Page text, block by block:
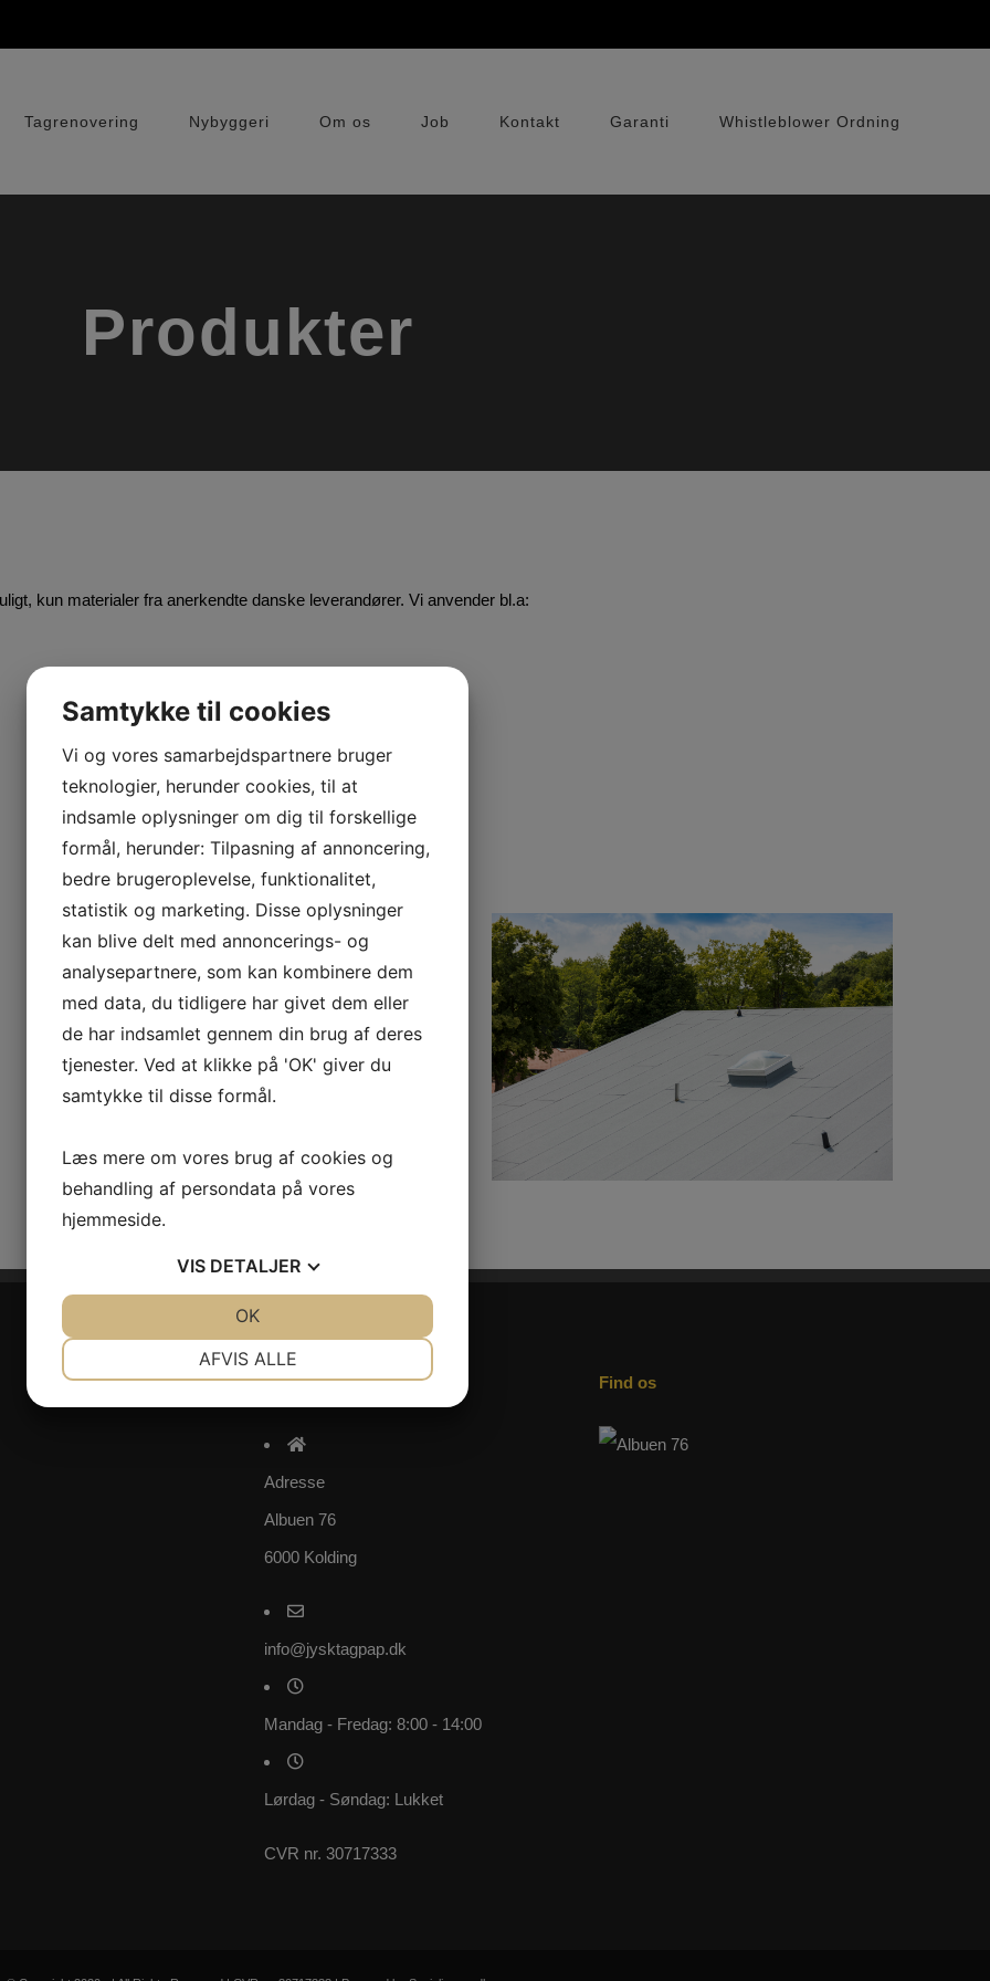
Tagrenovering Nybyggeri Om os Job Kontakt Garanti Whistleblower Ordning
Produkter
kun materialer fra anerkendte danske leverandører. Vi anvender bl.a:
Jewith befæstigelse
Icopal befæstigelse
Jual inddækning
Domex ovenlys
Kontakt os i dag
Adresse
Albuen 76
6000 Kolding
info@jysktagpap.dk
Mandag - Fredag: 8:00 - 14:00
Lørdag - Søndag: Lukket
CVR nr. 30717333
Find os
Samtykke til cookies
Vi og vores samarbejdspartnere bruger
teknologier, herunder cookies, til at
indsamle oplysninger om dig til forskellige
formål, herunder: Tilpasning af annoncering,
bedre brugeroplevelse, funktionalitet,
statistik og marketing. Disse oplysninger
kan blive delt med annoncerings- og
analysepartnere, som kan kombinere dem
med data, du tidligere har givet dem eller
de har indsamlet gennem din brug af deres
tjenester. Ved at klikke på 'OK' giver du
samtykke til disse formål.
Læs mere om vores brug af cookies og
behandling af persondata på vores
hjemmeside.
VIS DETALJER
AFVIS ALLE
OK